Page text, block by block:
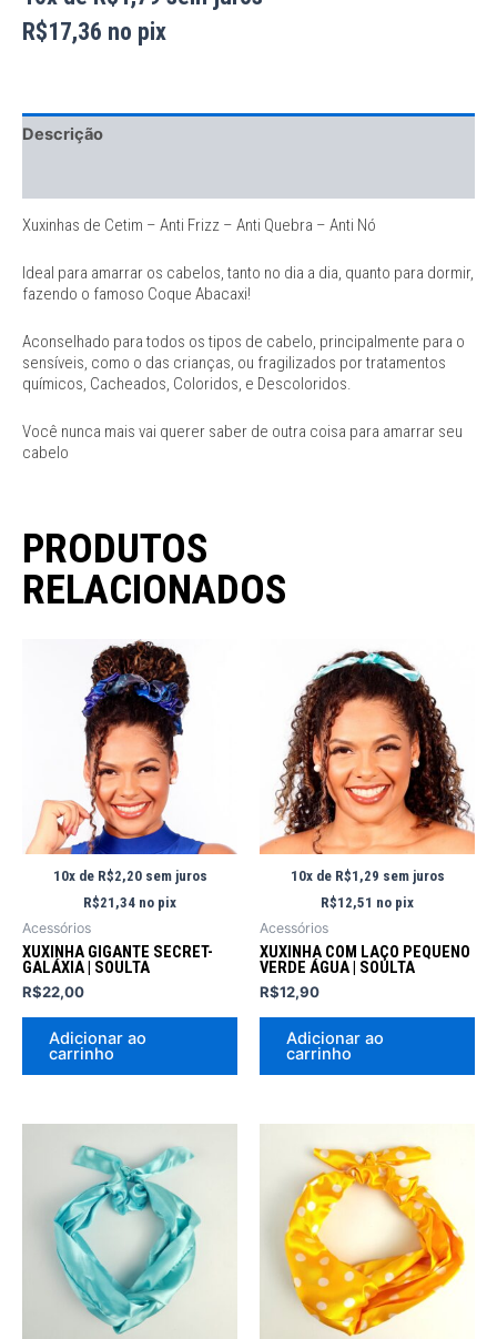
R$17,36 no pix
Descrição
Xuxinhas de Cetim – Anti Frizz – Anti Quebra – Anti Nó
Ideal para amarrar os cabelos, tanto no dia a dia, quanto para dormir,
fazendo o famoso Coque Abacaxi!
Aconselhado para todos os tipos de cabelo, principalmente para o
sensíveis, como o das crianças, ou fragilizados por tratamentos
químicos, Cacheados, Coloridos, e Descoloridos.
Você nunca mais vai querer saber de outra coisa para amarrar seu
cabelo
PRODUTOS
RELACIONADOS
10x de R$2,20 sem juros
R$21,34 no pix
Acessórios
XUXINHA GIGANTE SECRET-
GALÁXIA | SOULTA
R$22,00
Adicionar ao
carrinho
10x de R$1,29 sem juros
R$12,51 no pix
Acessórios
XUXINHA COM LAÇO PEQUENO
VERDE ÁGUA | SOULTA
R$12,90
Adicionar ao
carrinho